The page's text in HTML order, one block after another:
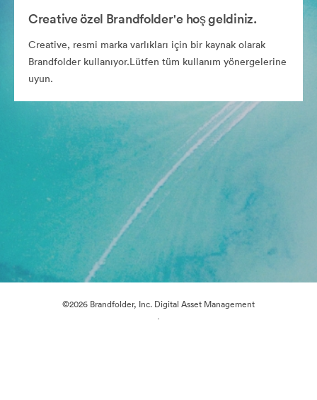
Creative özel Brandfolder'e hoş geldiniz.
Creative, resmi marka varlıkları için bir kaynak olarak
Brandfolder kullanıyor.Lütfen tüm kullanım yönergelerine
uyun.
©2026 Brandfolder, Inc. Digital Asset Management
·